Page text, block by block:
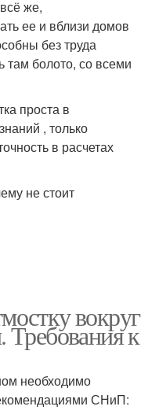
же,
ее и вблизи домов
без труда
там болото, со всеми
проста в
, только
в расчетах
не стоит
вокруг
к
необходимо
СНиП: